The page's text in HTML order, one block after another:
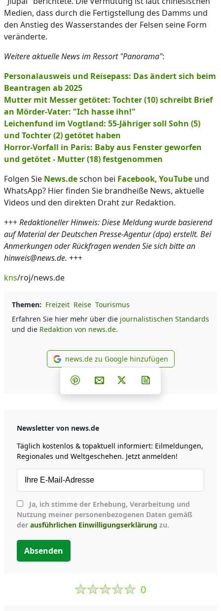
Medien, dass durch die Fertigstellung des Damms und
den Anstieg des Wasserstandes der Felsen seine Form
veränderte.
Weitere aktuelle News im Ressort "Panorama":
Personalausweis und Reisepass: Das ändert sich beim
Beantragen ab 2025
Mutter mit Messer getötet: Tochter (10) schreibt Brief
an Mörder-Vater: "Ich hasse ihn!"
Leichenfund im Vogtland: 55-Jähriger soll Sohn (5)
und Tochter (2) getötet haben
Horror-Vorfall in Paris: Baby aus Fenster geworfen
und getötet - Mutter (18) festgenommen
Folgen Sie News.deschon bei Facebook, YouTube und
WhatsApp? Hier finden Sie brandheiße News, aktuelle
Videos und den direkten Draht zur Redaktion.
+++Redaktioneller Hinweis: Diese Meldung wurde basierend
auf Material der Deutschen Presse-Agentur (dpa) erstellt. Bei
Anmerkungen oder Rückfragen wenden Sie sich bitte an
hinweis@news.de. +++
kns/roj/news.de
Themen: Freizeit Reise Tourismus
Erfahren Sie hier mehr über die journalistischen Standards
und die Redaktion von news.de.
news.de zu Google
news.de zu Google hinzufügen
Teilen auf Facebook
Teilen auf Whatsapp
Teilen auf Telegram
Teilen auf Pinterest
Per E-Mail teilen
Post auf X
Newsletter von news.de
Täglich kostenlos & topaktuell informiert: Eilmeldungen,
Regionales und Weltgeschehen. Jetzt anmelden!
Nutzung meiner personenbezogenen Daten gemäß
der ausführlichen Einwilligungserklärung zu.
Absenden
0